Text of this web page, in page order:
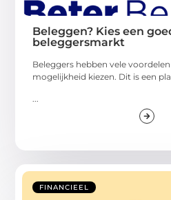
Beleggen? Kies een
beleggersmarkt
Beleggers hebben vele
mogelijkheid kiezen. Dit is een
...
FINANCIEEL